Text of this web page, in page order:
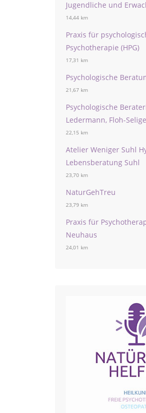
Jugendliche und
14,44 km
Praxis für
Psychotherapie (HPG)
17,31 km
Psychologische
21,67 km
Psychologische
Ledermann, Floh-
22,15 km
Atelier Weniger Suhl
Lebensberatung Suhl
23,70 km
NaturGehTreu
23,79 km
Praxis für
Neuhaus
24,01 km